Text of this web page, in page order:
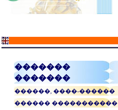
�������
�������
������, ����-������
������ �����������